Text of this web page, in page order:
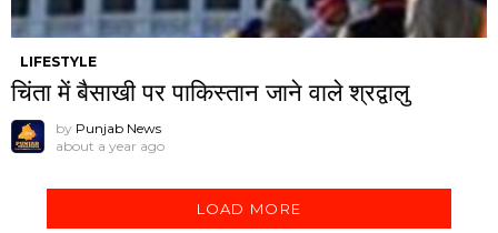
LIFESTYLE
चिंता में बैसाखी पर पाकिस्तान जाने वाले श्रद्वालु
by Punjab News
about a year ago
LOAD MORE